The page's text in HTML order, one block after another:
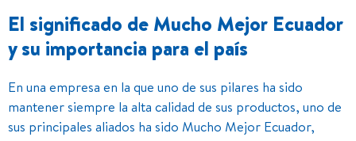
El significado de Mucho Mejor Ecuador
y su importancia para el país
En una empresa en la que uno de sus pilares ha sido
mantener siempre la alta calidad de sus productos, uno de
sus principales aliados ha sido Mucho Mejor Ecuador,